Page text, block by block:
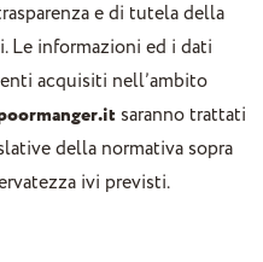
e di tutela della
Le informazioni ed i dati
acquisiti nell’ambito
saranno trattati
della normativa sopra
ivi previsti.